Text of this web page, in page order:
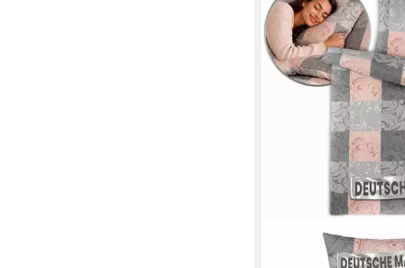
Bettwäsche 1x